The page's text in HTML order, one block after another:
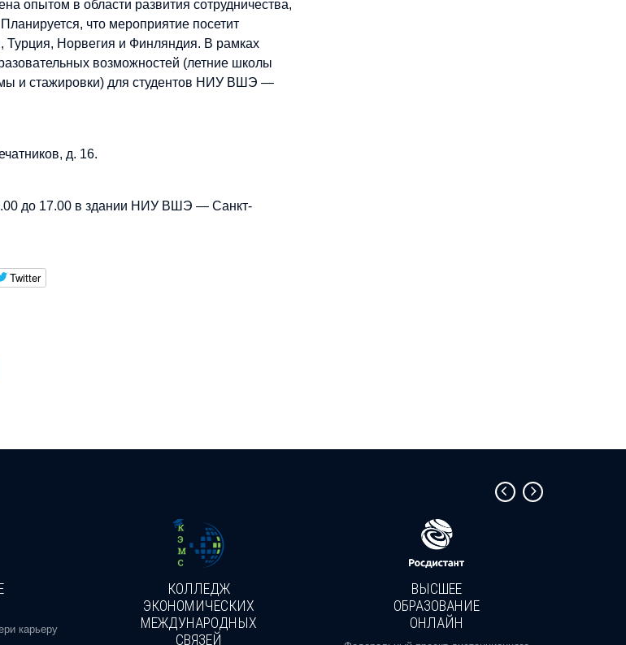
опытом в области развития сотрудничества,
что мероприятие посетит
Турция, Норвегия и Финляндия. В рамках
возможностей (летние школы
и стажировки) для студентов НИУ ВШЭ —
д. 16.
до 17.00 в здании НИУ ВШЭ — Санкт-
Twitter
карьеру
КОЛЛЕДЖ
ЭКОНОМИЧЕСКИХ
МЕЖДУНАРОДНЫХ
СВЯЗЕЙ
ВЫСШЕЕ
ОБРАЗОВАНИЕ
ОНЛАЙН